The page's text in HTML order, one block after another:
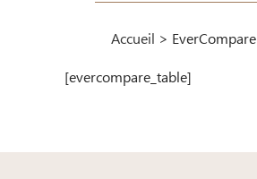
Accueil > EverCompare
[evercompare_table]